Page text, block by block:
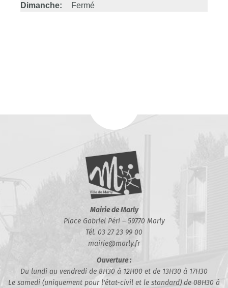
Dimanche:
Fermé
Mairie de Marly
Place Gabriel Péri – 59770 Marly
Tél. 03 27 23 99 00
mairie@marly.fr
Ouverture :
Du lundi au vendredi de 8H30 à 12H00 et de 13H30 à 17H30
Le samedi (uniquement pour l'état-civil et le standard) de 08H30 à